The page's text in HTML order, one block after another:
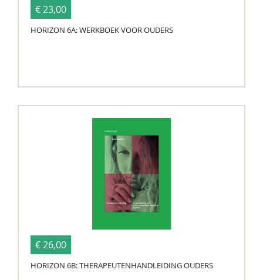
€ 23,00
HORIZON 6A: WERKBOEK VOOR OUDERS
€ 26,00
HORIZON 6B: THERAPEUTENHANDLEIDING OUDERS